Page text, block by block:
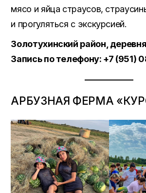
мясо и яйца страусов,
и прогуляться с экскурсией.
Золотухинский район,
Запись по телефону: +7 (951)
АРБУЗНАЯ ФЕРМА